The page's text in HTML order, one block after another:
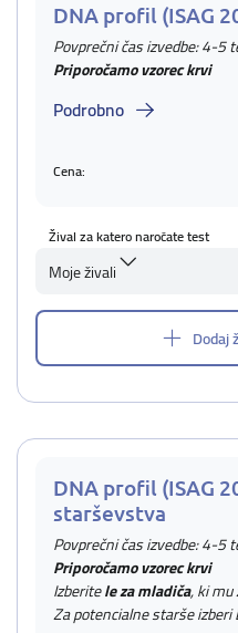
DNA profil (ISAG
Povprečni čas izvedbe: 4-5
Priporočamo vzorec krvi
Podrobno
Cena:
Žival za katero naročate test
Moje živali
Dodaj
DNA profil (ISAG
starševstva
Povprečni čas izvedbe: 4-5
Priporočamo vzorec krvi
Izberitele za mladiča, ki
Za potencialne starše izberi